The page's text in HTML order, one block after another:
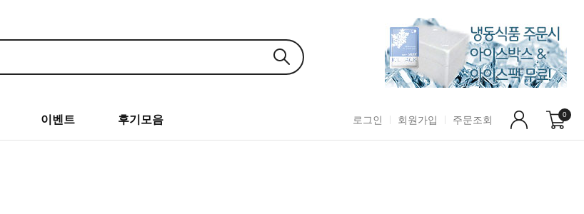
이벤트 후기모음 로그인 회원가입 주문조회 0